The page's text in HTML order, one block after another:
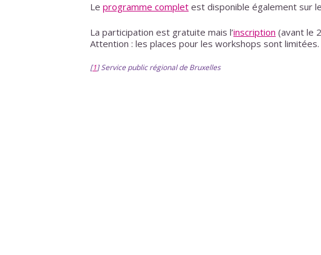
Leprogramme complet est disponible également sur
La participation est gratuite mais l’inscription (avant le
Attention : les places pour les workshops sont limitées.
[1]Service public régional de Bruxelles